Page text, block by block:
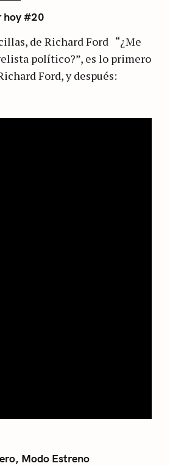
hoy #20
de Richard Ford “¿Me
político?”, es lo primero
Ford, y después:
Modo Estreno